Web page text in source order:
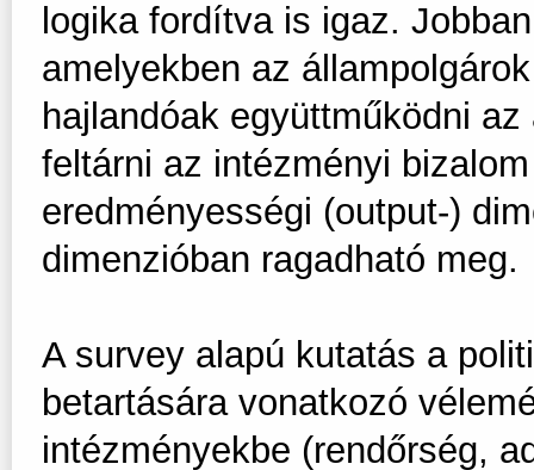
logika fordítva is igaz.
amelyekben az
hajlandóak együttműködni
feltárni az intézményi
eredményességi (output-)
dimenzióban ragadható meg.
A survey alapú kutatás a
betartására vonatkozó
intézményekbe (rendőrség,